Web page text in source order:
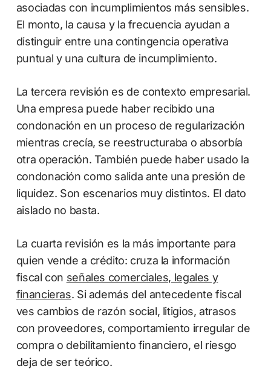
asociadas con incumplimientos más sensibles.
El monto, la causa y la frecuencia ayudan a
distinguir entre una contingencia operativa
puntual y una cultura de incumplimiento.
La tercera revisión es de contexto empresarial.
Una empresa puede haber recibido una
condonación en un proceso de regularización
mientras crecía, se reestructuraba o absorbía
otra operación. También puede haber usado la
condonación como salida ante una presión de
liquidez. Son escenarios muy distintos. El dato
aislado no basta.
La cuarta revisión es la más importante para
quien vende a crédito: cruza la información
fiscal con señales comerciales, legales y
financieras. Si además del antecedente fiscal
ves cambios de razón social, litigios, atrasos
con proveedores, comportamiento irregular de
compra o debilitamiento financiero, el riesgo
deja de ser teórico.